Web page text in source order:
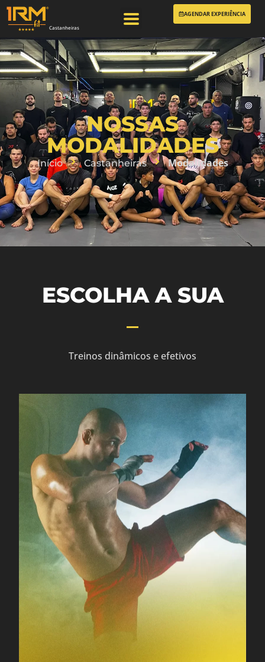
Castanheiras
AGENDAR EXPERIÊNCIA
NOSSAS
MODALIDADES
Início Castanheiras Modalidades
ESCOLHA A SUA
Treinos dinâmicos e efetivos